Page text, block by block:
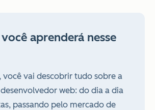
aprenderá nesse
você vai descobrir tudo sobre a
web: do dia a dia
passando pelo mercado de